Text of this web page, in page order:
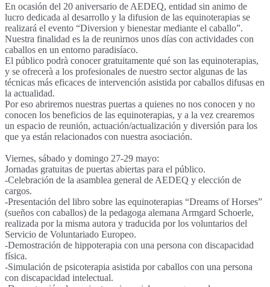
En ocasión del 20 aniversario de AEDEQ, entidad sin animo de
lucro dedicada al desarrollo y la difusion de las equinoterapias se
realizará el evento “Diversion y bienestar mediante el caballo”.
Nuestra finalidad es la de reunirnos unos días con actividades con
caballos en un entorno paradisíaco.
El público podrà conocer gratuitamente qué son las equinoterapias,
y se ofrecerà a los profesionales de nuestro sector algunas de las
técnicas más eficaces de intervención asistida por caballos difusas en
la actualidad.
Por eso abriremos nuestras puertas a quienes no nos conocen y no
conocen los beneficios de las equinoterapias, y a la vez crearemos
un espacio de reunión, actuación/actualización y diversión para los
que ya están relacionados con nuestra asociación.
Viernes, sábado y domingo 27-29 mayo:
Jornadas gratuitas de puertas abiertas para el público.
-Celebración de la asamblea general de AEDEQ y elección de
cargos.
-Presentación del libro sobre las equinoterapias “Dreams of Horses”
(sueños con caballos) de la pedagoga alemana Armgard Schoerle,
realizada por la misma autora y traducida por los voluntarios del
Servicio de Voluntariado Europeo.
-Demostración de hippoterapia con una persona con discapacidad
física.
-Simulación de psicoterapia asistida por caballos con una persona
con discapacidad intelectual.